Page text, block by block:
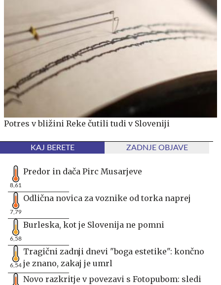
Potres v bližini Reke čutili tudi v Sloveniji
KAJ BERETE ZADNJE OBJAVE
8,61
Predor in dača Pirc Musarjeve
7,79
Odlična novica za voznike od torka naprej
6,58
Burleska, kot je Slovenija ne pomni
6,54
Tragični zadnji dnevi "boga estetike": končno
je znano, zakaj je umrl
Novo razkritje v povezavi s Fotopubom: sledi